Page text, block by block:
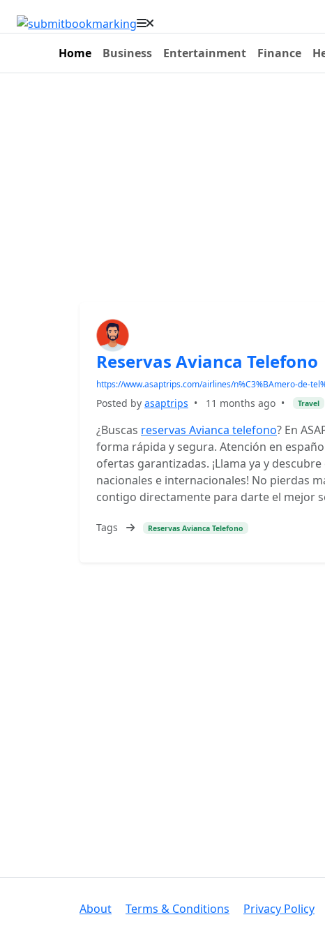
Home Business Entertainment Finance
Reservas Avianca Telefono
https://www.asaptrips.com/airlines/n%C3%BAmero-de-
Posted by asaptrips • 11 months ago • Travel
¿Buscas reservas Avianca telefono? En
forma rápida y segura. Atención en
ofertas garantizadas. ¡Llama ya y
nacionales e internacionales! No pierdas
contigo directamente para darte el mejor
Tags Reservas Avianca Telefono
About Terms & Conditions Privacy Policy